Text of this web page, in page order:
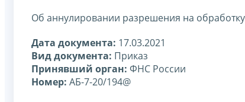
Об аннулировании разрешения на
Дата документа: 17.03.2021
Вид документа: Приказ
Принявший орган: ФНС России
Номер: АБ-7-20/194@